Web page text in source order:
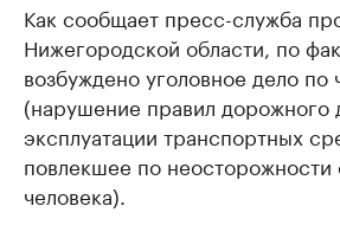
Как сообщает пресс-служба
Нижегородской области, по
возбуждено уголовное дело
(нарушение правил дорожного
эксплуатации транспортных
повлекшее по неосторожности
человека).